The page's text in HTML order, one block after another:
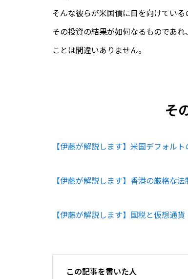
そんな彼らが米国債に目を向けている
その投資の結果が如何なるものであ
ことは間違いありません。
そ
【伊藤が解説します】米国デフォル
【伊藤が解説します】香港の厳格な
【伊藤が解説します】国税と仮想通
この記事を書いた人